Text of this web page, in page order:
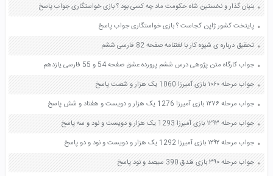
بنیان گذار و نخستین شاه حکومت ماد چه کسی بود ؟ بازی خواستگاری جواب پاسخ
پایتخت کشور ژاپن کجاست ؟ بازی خواستگاری جواب پاسخ
تحقیق درباره ی شیوه کار با لغتنامه صفحه 82 فارسی ششم
جواب کارگاه متن پژوهی درس ششم پرورده عشق صفحه 54 و 55 فارسی یازدهم
جواب مرحله ۱۰۶۰ بازی آمیرزا 1060 یک هزار و شصت پاسخ
جواب مرحله ۱۲۷۶ بازی آمیرزا 1276 یک هزار و دویست و هفتاد و شش پاسخ
جواب مرحله ۱۲۹۳ بازی آمیرزا 1293 یک هزار و دویست و نود و سه پاسخ
جواب مرحله ۱۲۹۲ بازی آمیرزا 1292 یک هزار و دویست و نود و دو پاسخ
جواب مرحله ۳۹۰ بازی فندق 390 سیصد و نود پاسخ